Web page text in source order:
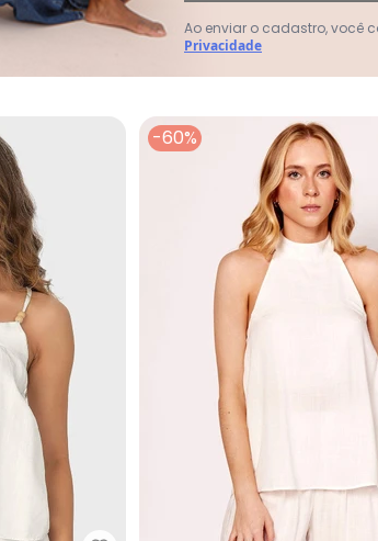
-60%
Ao enviar o cadastro, você
Privacidade